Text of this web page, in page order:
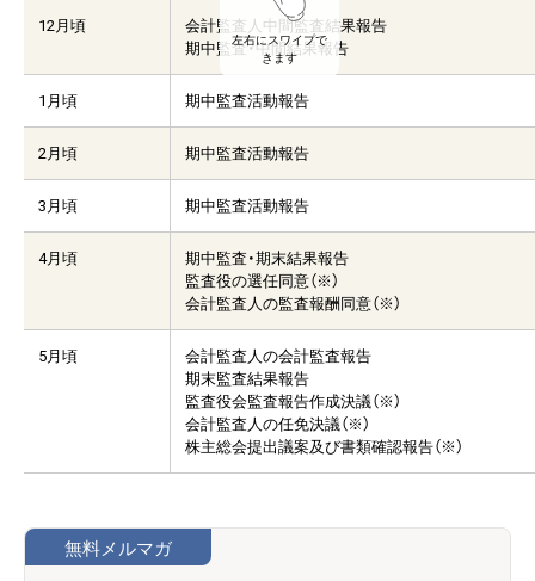
左右にスワイプで
きます
12月頃
会計監査人中間監査結果報告
期中監査・中間結果報告
1月頃 期中監査活動報告
2月頃 期中監査活動報告
3月頃 期中監査活動報告
4月頃
期中監査・期末結果報告
監査役の選任同意（※）
会計監査人の監査報酬同意（※）
5月頃
会計監査人の会計監査報告
期末監査結果報告
監査役会監査報告作成決議（※）
会計監査人の任免決議（※）
株主総会提出議案及び書類確認報告（※）
無料メルマガ